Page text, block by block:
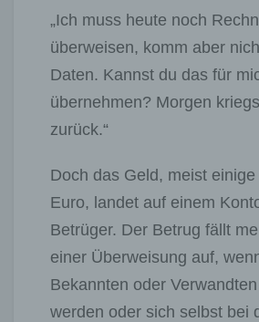
„Ich muss heute noch
überweisen, komm aber
Daten. Kannst du das für
übernehmen? Morgen
zurück.“
Doch das Geld, meist
Euro, landet auf einem
Betrüger. Der Betrug fällt
einer Überweisung auf,
Bekannten oder
werden oder sich selbst bei